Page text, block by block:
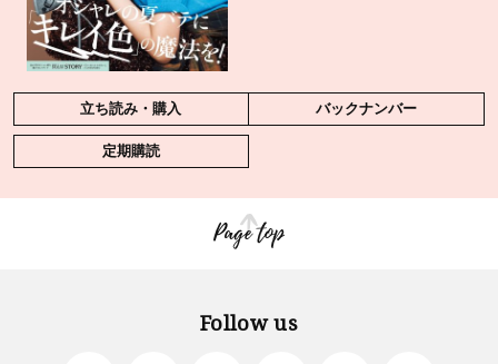
立ち読み・購入 バックナンバー
定期購読
Page top
Follow us